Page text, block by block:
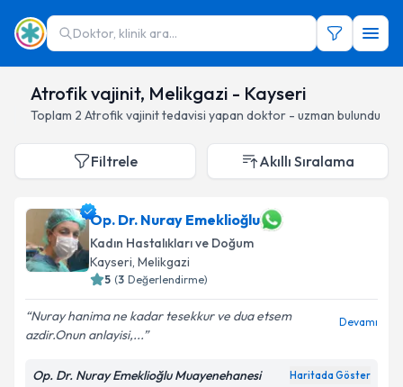
Doktor, klinik ara...
Atrofik vajinit, Melikgazi - Kayseri
Toplam 2 Atrofik vajinittedavisi yapan doktor - uzman bulundu
Filtrele Akıllı Sıralama
Op. Dr. Nuray Emeklioğlu
Kadın Hastalıkları ve Doğum
Kayseri, Melikgazi
5 (3 Değerlendirme)
Nuray hanima ne kadar tesekkur ve dua etsem
azdir.Onun anlayisi,...
Devamı
Op. Dr. Nuray Emeklioğlu Muayenehanesi Haritada Göster